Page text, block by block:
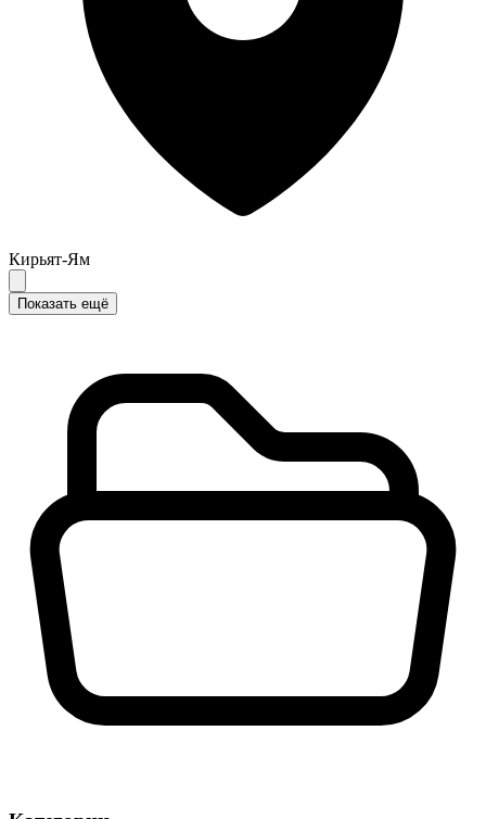
Кирьят-Ям
Показать ещё